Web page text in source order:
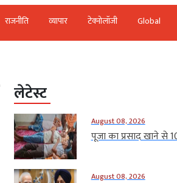
राजनीति व्‍यापार टेक्‍नोलॉजी Global
लेटेस्ट
August 08, 2026
पूजा का प्रसाद खाने से
August 08, 2026